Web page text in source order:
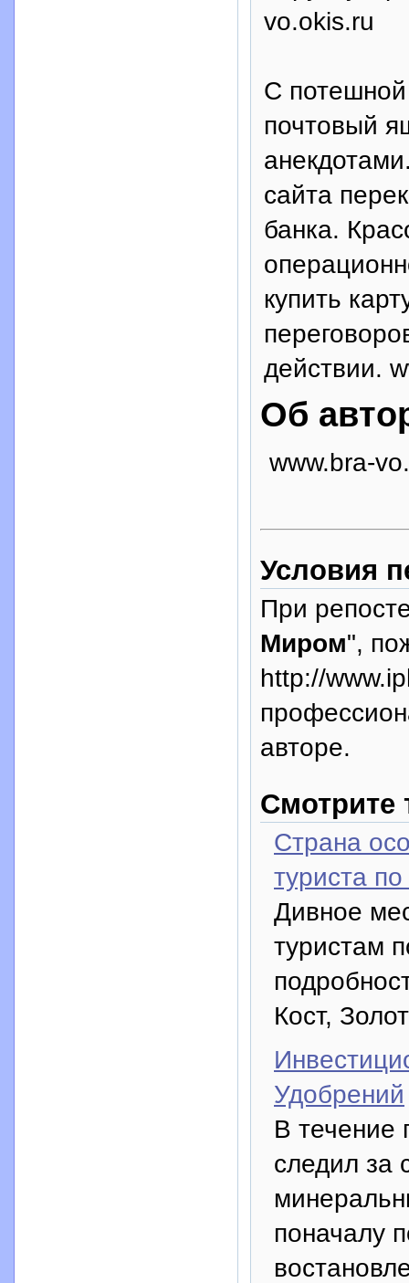
vo.okis.ru
С потешной
почтовый
сайта
банка.
купить
действии.
Об
www.bra-
Условия
При
Миром",
http://
авторе.
Смотрите
Страна
туриста
Дивное
туристам
Кост,
Удобрений
В течение
следил за
поначалу